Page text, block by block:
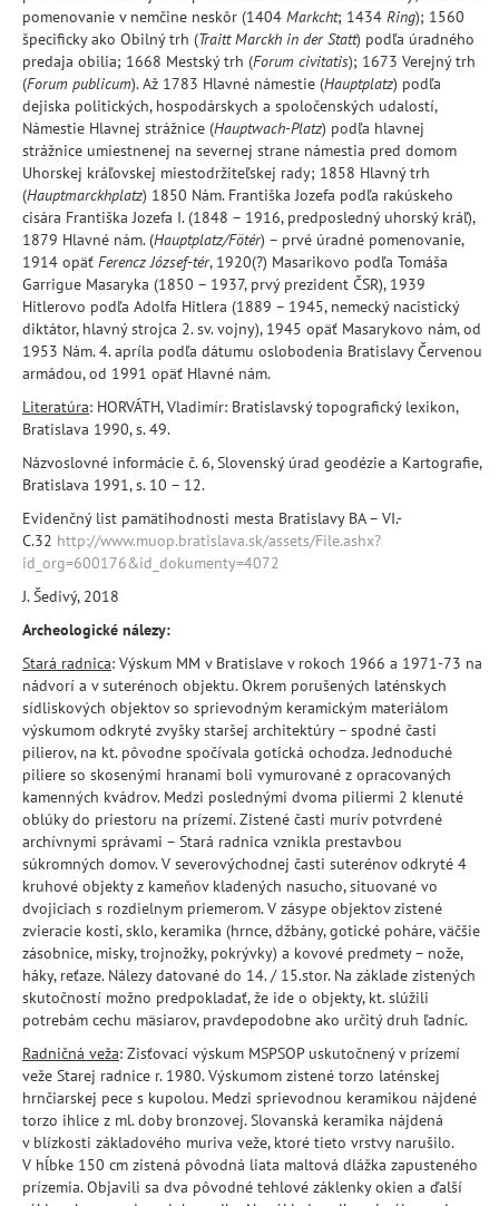
pomenovanie v nemčine neskôr (1404 Markcht; 1434 Ring); 1560
špecificky ako Obilný trh (Traitt Marckh in der Statt) podľa úradného
predaja obilia; 1668 Mestský trh (Forum civitatis); 1673 Verejný trh
(Forum publicum). Až 1783 Hlavné námestie (Hauptplatz) podľa
dejiska politických, hospodárskych a spoločenských udalostí,
Námestie Hlavnej strážnice (Hauptwach-Platz) podľa hlavnej
strážnice umiestnenej na severnej strane námestia pred domom
Uhorskej kráľovskej miestodržiteľskej rady; 1858 Hlavný trh
(Hauptmarckhplatz) 1850 Nám. Františka Jozefa podľa rakúskeho
cisára Františka Jozefa I. (1848 – 1916, predposledný uhorský kráľ),
1879 Hlavné nám. (Hauptplatz/Fötér) – prvé úradné pomenovanie,
1914 opäť Ferencz József-tér, 1920(?) Masarikovo podľa Tomáša
Garrigue Masaryka (1850 – 1937, prvý prezident ČSR), 1939
Hitlerovo podľa Adolfa Hitlera (1889 – 1945, nemecký nacistický
diktátor, hlavný strojca 2. sv. vojny), 1945 opäť Masarykovo nám, od
1953 Nám. 4. apríla podľa dátumu oslobodenia Bratislavy Červenou
armádou, od 1991 opäť Hlavné nám.
Literatúra: HORVÁTH, Vladimír: Bratislavský topografický lexikon,
Bratislava 1990, s. 49.
Názvoslovné informácie č. 6, Slovenský úrad geodézie a Kartografie,
Bratislava 1991, s. 10 – 12.
Evidenčný list pamätihodnosti mesta Bratislavy BA – VI.-
C.32 http://www.muop.bratislava.sk/assets/File.ashx?
id_org=600176&id_dokumenty=4072
J. Šedivý, 2018
Archeologické nálezy:
Stará radnica: Výskum MM v Bratislave v rokoch 1966 a 1971-73 na
nádvorí a v suterénoch objektu. Okrem porušených laténskych
sídliskových objektov so sprievodným keramickým materiálom
výskumom odkryté zvyšky staršej architektúry – spodné časti
pilierov, na kt. pôvodne spočívala gotická ochodza. Jednoduché
piliere so skosenými hranami boli vymurované z opracovaných
kamenných kvádrov. Medzi poslednými dvoma piliermi 2 klenuté
oblúky do priestoru na prízemí. Zistené časti murív potvrdené
archívnymi správami – Stará radnica vznikla prestavbou
súkromných domov. V severovýchodnej časti suterénov odkryté 4
kruhové objekty z kameňov kladených nasucho, situované vo
dvojiciach s rozdielnym priemerom. V zásype objektov zistené
zvieracie kosti, sklo, keramika (hrnce, džbány, gotické poháre, väčšie
zásobnice, misky, trojnožky, pokrývky) a kovové predmety – nože,
háky, reťaze. Nálezy datované do 14. / 15.stor. Na základe zistených
skutočností možno predpokladať, že ide o objekty, kt. slúžili
potrebám cechu mäsiarov, pravdepodobne ako určitý druh ľadníc.
Radničná veža: Zisťovací výskum MSPSOP uskutočnený v prízemí
veže Starej radnice r. 1980. Výskumom zistené torzo laténskej
hrnčiarskej pece s kupolou. Medzi sprievodnou keramikou nájdené
torzo ihlice z ml. doby bronzovej. Slovanská keramika nájdená
v blízkosti základového muriva veže, ktoré tieto vrstvy narušilo.
V hĺbke 150 cm zistená pôvodná liata maltová dlážka zapusteného
prízemia. Objavili sa dva pôvodné tehlové záklenky okien a ďalší